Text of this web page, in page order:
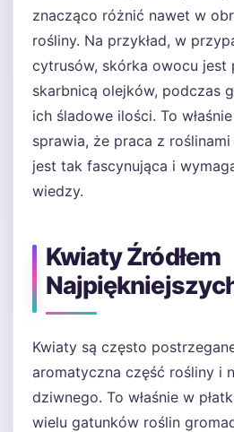
znacząco różnić nawet w
rośliny. Na przykład, w
cytrusów, skórka owocu jest
skarbnicą olejków, podczas
ich śladowe ilości. To
sprawia, że praca z
jest tak fascynująca i
wiedzy.
Kwiaty Źródłem
Kwiaty są często
aromatyczna część rośliny i
dziwnego. To właśnie w
wielu gatunków roślin